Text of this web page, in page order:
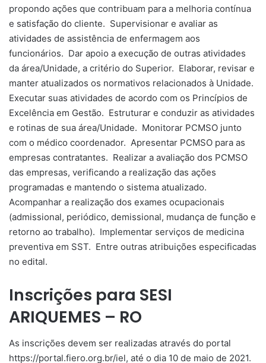
propondo ações que contribuam para a melhoria contínua
e satisfação do cliente. Supervisionar e avaliar as
atividades de assistência de enfermagem aos
funcionários. Dar apoio a execução de outras atividades
da área/Unidade, a critério do Superior. Elaborar, revisar e
manter atualizados os normativos relacionados à Unidade.
Executar suas atividades de acordo com os Princípios de
Excelência em Gestão. Estruturar e conduzir as atividades
e rotinas de sua área/Unidade. Monitorar PCMSO junto
com o médico coordenador. Apresentar PCMSO para as
empresas contratantes. Realizar a avaliação dos PCMSO
das empresas, verificando a realização das ações
programadas e mantendo o sistema atualizado.
Acompanhar a realização dos exames ocupacionais
(admissional, periódico, demissional, mudança de função e
retorno ao trabalho). Implementar serviços de medicina
preventiva em SST. Entre outras atribuições especificadas
no edital.
Inscrições para SESI
ARIQUEMES – RO
As inscrições devem ser realizadas através do portal
https://portal.fiero.org.br/iel, até o dia 10 de maio de 2021.